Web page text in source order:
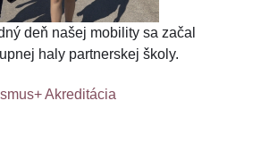
deň našej mobility sa začal
haly partnerskej školy.
Akreditácia